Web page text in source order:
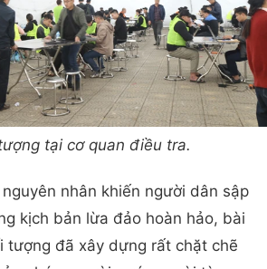
tại cơ quan điều tra.
nhân khiến người dân sập
kịch bản lừa đảo hoàn hảo, bài
tượng đã xây dựng rất chặt chẽ